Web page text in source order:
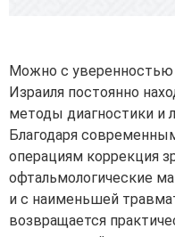
Можно с уверенностью
Израиля постоянно
методы диагностики и
Благодаря
операциям коррекция
офтальмологические
и с наименьшей
возвращается